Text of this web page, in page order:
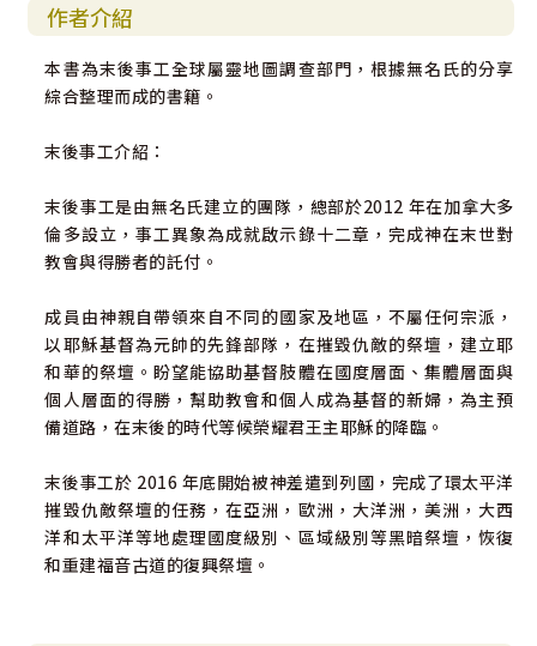
2023 年3 月24 日
作者介紹
本書為末後事工全球屬靈地圖調查部門，根據無名氏的分享
綜合整理而成的書籍。
末後事工介紹：
末後事工是由無名氏建立的團隊，總部於2012 年在加拿大多
倫多設立，事工異象為成就啟示錄十二章，完成神在末世對
教會與得勝者的託付。
成員由神親自帶領來自不同的國家及地區，不屬任何宗派，
以耶穌基督為元帥的先鋒部隊，在摧毀仇敵的祭壇，建立耶
和華的祭壇。盼望能協助基督肢體在國度層面、集體層面與
個人層面的得勝，幫助教會和個人成為基督的新婦，為主預
備道路，在末後的時代等候榮耀君王主耶穌的降臨。
末後事工於 2016 年底開始被神差遣到列國，完成了環太平洋
摧毀仇敵祭壇的任務，在亞洲，歐洲，大洋洲，美洲，大西
洋和太平洋等地處理國度級別、區域級別等黑暗祭壇，恢復
和重建福音古道的復興祭壇。